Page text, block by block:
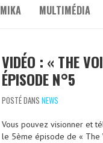
MIKA MULTIMÉDIA
VIDÉO : « THE
ÉPISODE N°5
POSTÉ DANS NEWS
Vous pouvez visionner et
le 5ème épisode de « The